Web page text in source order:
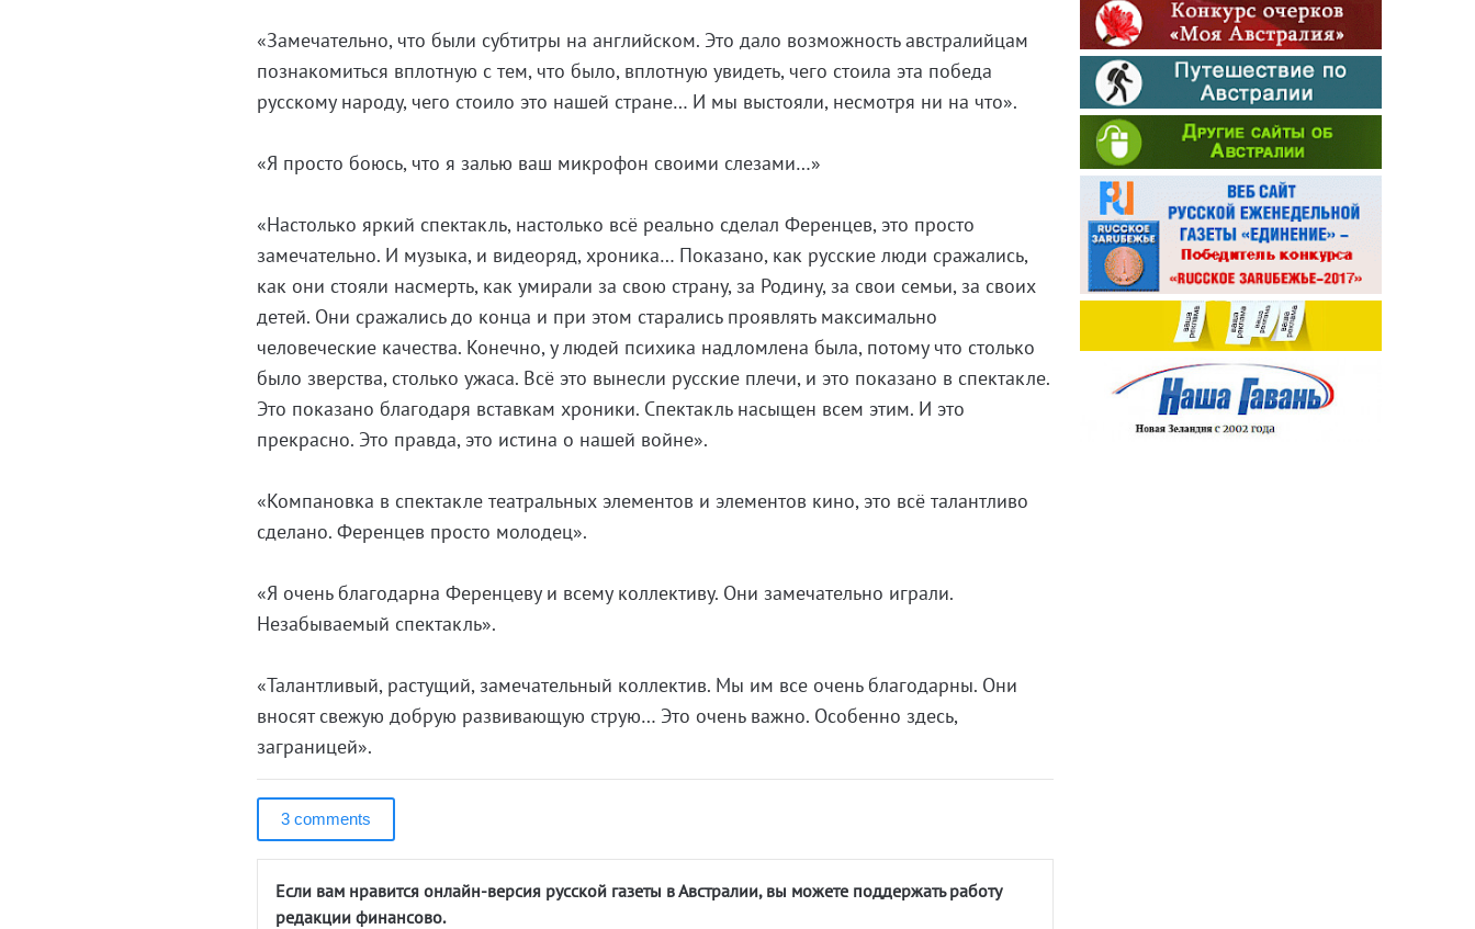
«Замечательно, что были субтитры на английском. Это дало возможность австралийцам
познакомиться вплотную с тем, что было, вплотную увидеть, чего стоила эта победа
русскому народу, чего стоило это нашей стране… И мы выстояли, несмотря ни на что».
«Я просто боюсь, что я залью ваш микрофон своими слезами…»
«Настолько яркий спектакль, настолько всё реально сделал Ференцев, это просто
замечательно. И музыка, и видеоряд, хроника… Показано, как русские люди сражались,
как они стояли насмерть, как умирали за свою страну, за Родину, за свои семьи, за своих
детей. Они сражались до конца и при этом старались проявлять максимально
человеческие качества. Конечно, у людей психика надломлена была, потому что столько
было зверства, столько ужаса. Всё это вынесли русские плечи, и это показано в спектакле.
Это показано благодаря вставкам хроники. Спектакль насыщен всем этим. И это
прекрасно. Это правда, это истина о нашей войне».
«Компановка в спектакле театральных элементов и элементов кино, это всё талантливо
сделано. Ференцев просто молодец».
«Я очень благодарна Ференцеву и всему коллективу. Они замечательно играли.
Незабываемый спектакль».
«Талантливый, растущий, замечательный коллектив. Мы им все очень благодарны. Они
вносят свежую добрую развивающую струю… Это очень важно. Особенно здесь,
заграницей».
3 comments
Если вам нравится онлайн-версия русской газеты в Австралии, вы можете поддержать работу
редакции финансово.